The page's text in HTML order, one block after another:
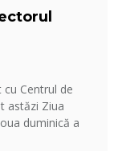
Centrul de
astăzi Ziua
duminică a